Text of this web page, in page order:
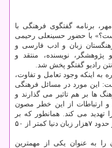
برنامه گفتگوی فرهنگی با
با حضور حسینعلی رحیمی
زبان و ادب فارسی و
نویسنده، منتقد و
رادیو گفتگو پخش شد.
به اینكه وجود تعامل و تفاوت،
این مورد در مسائل فرهنگی
ها بر هم تاثیر می گذارند و
و ارتباطات از این خطر مصون
تهدید می كند. همانطور كه بر
مبنای آمار یونسكو تا سال ۲۱۰۰، از حدود ۷هزار زبان دنیا كمتر از ۵۰
را به عنوان یكی از مهمترین